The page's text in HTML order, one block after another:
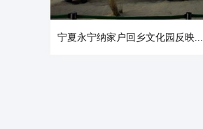
宁夏永宁纳家户回乡文化园反映...